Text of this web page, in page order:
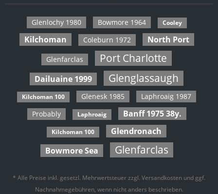
Glenlochy 1980 Bowmore 1964 Cooley
Kilchoman Coleburn 1972 North Port
Glenfarclas Port Charlotte
Dailuaine 1999 Glenglassaugh
Kilchoman 100 Glenesk 1985
Laphroaig 1987
Probably
Laphroaig Banff 1975 38y.
Kilchoman 100
Glendronach
Bowmore Sea
Glenfarclas
* Alle Preise inkl. gesetzl. Mehrwertsteuer zzgl. Versandkosten und ggf.
Nachnahmegebühren, wenn nicht anders beschrieben.